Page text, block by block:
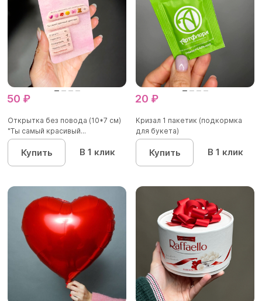
50 ₽
Открытка без повода (10*7 см)
"Ты самый красивый...
Купить В 1 клик
20 ₽
Кризал 1 пакетик (подкормка
для букета)
Купить В 1 клик